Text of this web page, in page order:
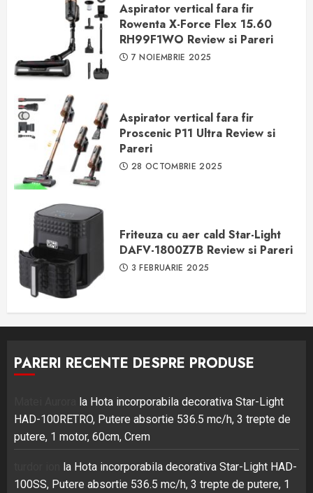
Aspirator vertical fara fir
Rowenta X-Force Flex 15.60
RH99F1WO Review si Pareri
7 NOIEMBRIE 2025
Aspirator vertical fara fir
Proscenic P11 Ultra Review si
Pareri
28 OCTOMBRIE 2025
Friteuza cu aer cald Star-Light
DAFV-1800Z7B Review si Pareri
3 FEBRUARIE 2025
PARERI RECENTE DESPRE PRODUSE
la Hota incorporabila decorativa Star-Light
HAD-100RETRO, Putere absortie 536.5 mc/h, 3 trepte de
putere, 1 motor, 60cm, Crem
la Hota incorporabila decorativa Star-Light HAD-
100SS, Putere absortie 536.5 mc/h, 3 trepte de putere, 1